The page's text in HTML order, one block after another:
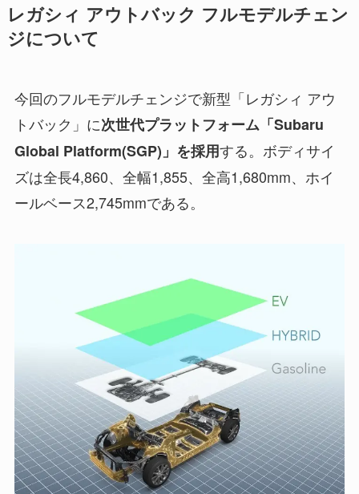
レガシィ アウトバック フルモデルチェン
ジについて
今回のフルモデルチェンジで新型「レガシィ アウ
トバック」に次世代プラットフォーム「Subaru
Global Platform(SGP)」を採用する。ボディサイ
ズは全長4,860、全幅1,855、全高1,680mm、ホイ
ールベース2,745mmである。